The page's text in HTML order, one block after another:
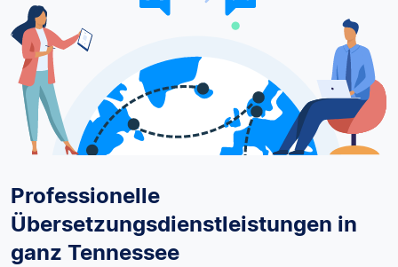
Professionelle
Übersetzungsdienstleistungen in
ganz Tennessee